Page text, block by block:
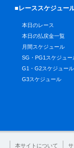
■レーススケジュー
本日のレース
本日の払戻金一覧
月間スケジュール
SG・PG1スケジュー
G1・G2スケジュール
G3スケジュール
本サイトについて